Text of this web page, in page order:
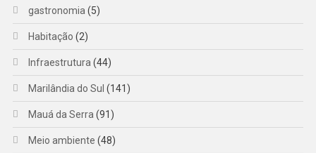
gastronomia (5)
Habitação (2)
Infraestrutura (44)
Marilândia do Sul (141)
Mauá da Serra (91)
Meio ambiente (48)